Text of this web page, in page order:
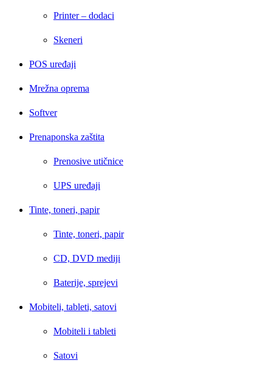
Printer – dodaci
Skeneri
POS uređaji
Mrežna oprema
Softver
Prenaponska zaštita
Prenosive utičnice
UPS uređaji
Tinte, toneri, papir
Tinte, toneri, papir
CD, DVD mediji
Baterije, sprejevi
Mobiteli, tableti, satovi
Mobiteli i tableti
Satovi